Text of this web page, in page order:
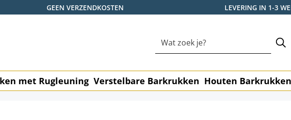
GEEN VERZENDKOSTEN LEVERING IN 1-3
met Rugleuning Verstelbare Barkrukken Houten Barkrukken